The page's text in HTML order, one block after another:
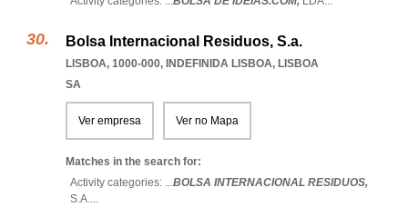
Bolsa Internacional Residuos, S.a.
LISBOA, 1000-000, INDEFINIDA LISBOA, LISBOA
SA
Ver empresa Ver no Mapa
Matches in the search for:
Activity categories: ...BOLSA INTERNACIONAL RESIDUOS,
S.A....